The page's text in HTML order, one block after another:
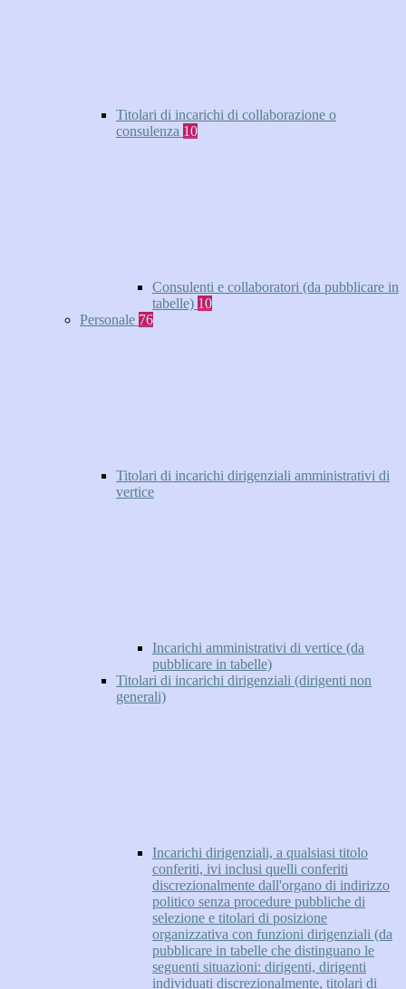
Titolari di incarichi di collaborazione o
consulenza 10
Consulenti e collaboratori (da pubblicare in
tabelle) 10
Personale 76
Titolari di incarichi dirigenziali amministrativi di
vertice
Incarichi amministrativi di vertice (da
pubblicare in tabelle)
Titolari di incarichi dirigenziali (dirigenti non
generali)
Incarichi dirigenziali, a qualsiasi titolo
conferiti, ivi inclusi quelli conferiti
discrezionalmente dall'organo di indirizzo
politico senza procedure pubbliche di
selezione e titolari di posizione
organizzativa con funzioni dirigenziali (da
pubblicare in tabelle che distinguano le
seguenti situazioni: dirigenti, dirigenti
individuati discrezionalmente, titolari di